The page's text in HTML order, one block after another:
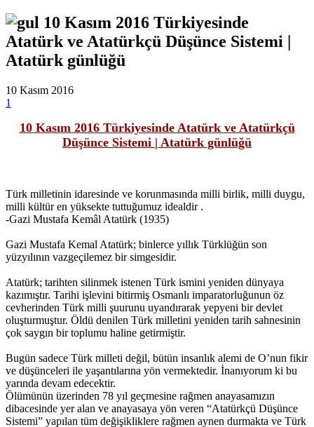
10 Kasım 2016 Türkiyesinde
Atatürk ve Atatürkçü Düşünce Sistemi |
Atatürk günlüğü
10 Kasım 2016
1
10 Kasım 2016 Türkiyesinde Atatürk ve Atatürkçü
Düşünce Sistemi | Atatürk günlüğü
Türk milletinin idaresinde ve korunmasında milli birlik, milli duygu,
milli kültür en yüksekte tuttuğumuz idealdir .
-Gazi Mustafa Kemâl Atatürk (1935)
Gazi Mustafa Kemal Atatürk; binlerce yıllık Türklüğün son
yüzyılının vazgeçilemez bir simgesidir.
Atatürk; tarihten silinmek istenen Türk ismini yeniden dünyaya
kazımıştır. Tarihi işlevini bitirmiş Osmanlı imparatorluğunun öz
cevherinden Türk milli şuurunu uyandırarak yepyeni bir devlet
oluşturmuştur. Öldü denilen Türk milletini yeniden tarih sahnesinin
çok saygın bir toplumu haline getirmiştir.
Bugün sadece Türk milleti değil, bütün insanlık alemi de O’nun fikir
ve düşünceleri ile yaşantılarına yön vermektedir. İnanıyorum ki bu
yarında devam edecektir.
Ölümünün üzerinden 78 yıl geçmesine rağmen anayasamızın
dibacesinde yer alan ve anayasaya yön veren “Atatürkçü Düşünce
Sistemi” yapılan tüm değişikliklere rağmen aynen durmakta ve Türk